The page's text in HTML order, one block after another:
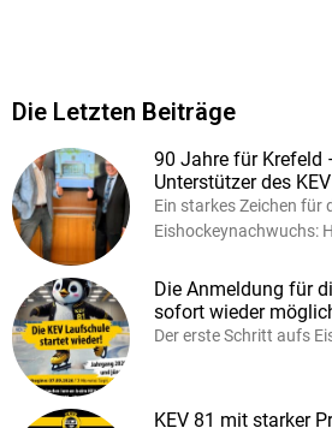
Die Letzten Beiträge
90 Jahre für Krefeld
Unterstützer des
Ein starkes Zeichen für
Eishockeynachwuchs:
Die Anmeldung für
sofort wieder
Der erste Schritt aufs
KEV 81 mit starker